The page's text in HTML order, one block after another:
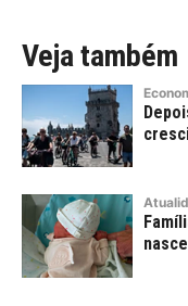
Veja também